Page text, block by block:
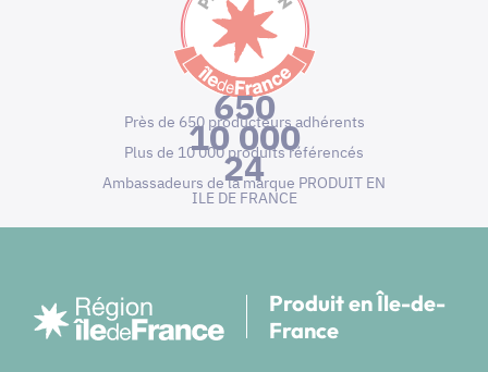
650
Près de 650 producteurs adhérents
10 000
Plus de 10 000 produits référencés
24
Ambassadeurs de la marque PRODUIT EN
ILE DE FRANCE
Produit en Île-de-
France